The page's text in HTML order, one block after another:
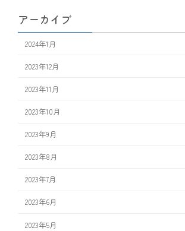
アーカイブ
2024年1月
2023年12月
2023年11月
2023年10月
2023年9月
2023年8月
2023年7月
2023年6月
2023年5月